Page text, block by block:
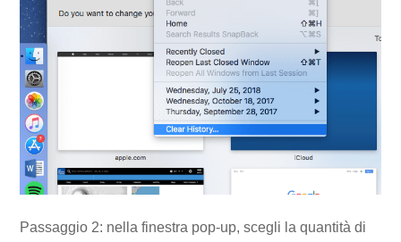
Passaggio 2: nella finestra pop-up, scegli la quantità di